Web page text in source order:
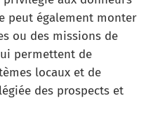
peut également monter
ou des missions de
permettent de
locaux et de
des prospects et